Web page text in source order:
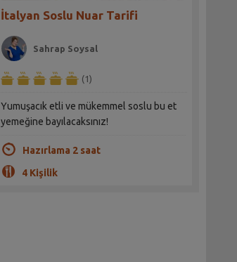
İtalyan Soslu Nuar Tarifi
Sahrap Soysal
(1)
Yumuşacık etli ve mükemmel soslu bu et
yemeğine bayılacaksınız!
Hazırlama 2 saat
4 Kişilik